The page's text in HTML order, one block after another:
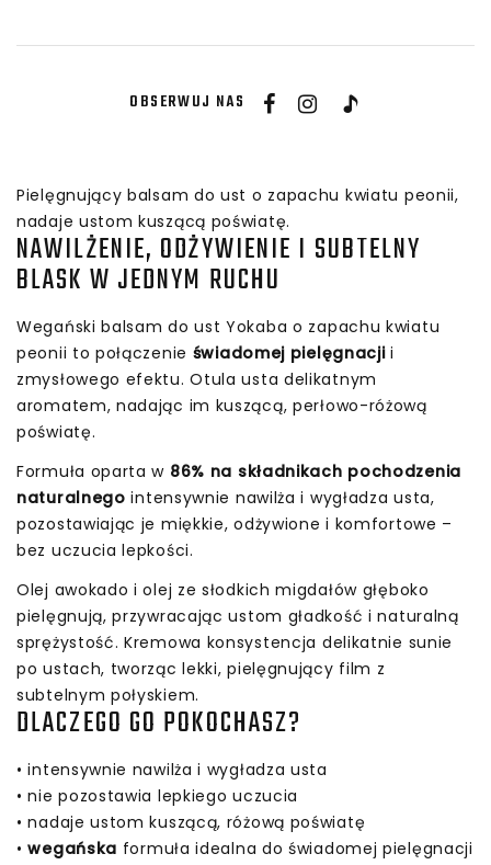
ust
z
drobinkami
15ml
OBSERWUJ NAS
Pielęgnujący balsam do ust o zapachu kwiatu peonii,
nadaje ustom kuszącą poświatę.
NAWILŻENIE, ODŻYWIENIE I SUBTELNY
BLASK W JEDNYM RUCHU
Wegański balsam do ust Yokaba o zapachu kwiatu
peonii to połączenie świadomej pielęgnacjii
zmysłowego efektu. Otula usta delikatnym
aromatem, nadając im kuszącą, perłowo-różową
poświatę.
Formuła oparta w 86% na składnikach pochodzenia
naturalnego intensywnie nawilża i wygładza usta,
pozostawiając je miękkie, odżywione i komfortowe –
bez uczucia lepkości.
Olej awokado i olej ze słodkich migdałów głęboko
pielęgnują, przywracając ustom gładkość i naturalną
sprężystość. Kremowa konsystencja delikatnie sunie
po ustach, tworząc lekki, pielęgnujący film z
subtelnym połyskiem.
DLACZEGO GO POKOCHASZ?
• intensywnie nawilża i wygładza usta
• nie pozostawia lepkiego uczucia
• nadaje ustom kuszącą, różową poświatę
•wegańska formuła idealna do świadomej pielęgnacji